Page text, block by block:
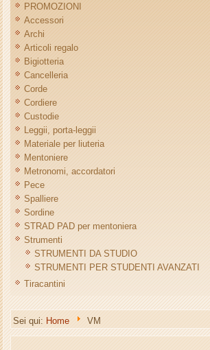
PROMOZIONI
Accessori
Archi
Articoli regalo
Bigiotteria
Cancelleria
Corde
Cordiere
Custodie
Leggii, porta-leggii
Materiale per liuteria
Mentoniere
Metronomi, accordatori
Pece
Spalliere
Sordine
STRAD PAD per mentoniera
Strumenti
STRUMENTI DA STUDIO
STRUMENTI PER STUDENTI AVANZATI
Tiracantini
Sei qui: Home VM